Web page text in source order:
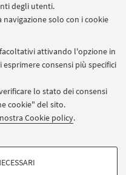
degli utenti.
solo con i cookie
attivando l'opzione in
consensi più specifici
lo stato dei consensi
cookie" del sito.
Cookie policy.
PIU' SUL SITO WEB